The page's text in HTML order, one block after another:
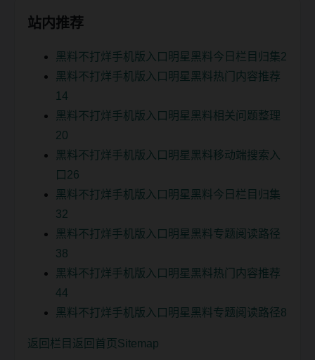
站内推荐
黑料不打烊手机版入口明星黑料今日栏目归集2
黑料不打烊手机版入口明星黑料热门内容推荐
14
黑料不打烊手机版入口明星黑料相关问题整理
20
黑料不打烊手机版入口明星黑料移动端搜索入
口26
黑料不打烊手机版入口明星黑料今日栏目归集
32
黑料不打烊手机版入口明星黑料专题阅读路径
38
黑料不打烊手机版入口明星黑料热门内容推荐
44
黑料不打烊手机版入口明星黑料专题阅读路径8
返回栏目 返回首页 Sitemap